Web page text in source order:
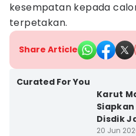
kesempatan kepada
terpetakan.
Share Article
Curated For You
Karut
Disdik
20 Jun